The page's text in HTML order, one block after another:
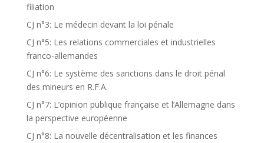
filiation
CJ n°3: Le médecin devant la loi pénale
CJ n°5: Les relations commerciales et industrielles
franco-allemandes
CJ n°6: Le système des sanctions dans le droit pénal
des mineurs en R.F.A.
CJ n°7: L’opinion publique française et l’Allemagne dans
la perspective européenne
CJ n°8: La nouvelle décentralisation et les finances